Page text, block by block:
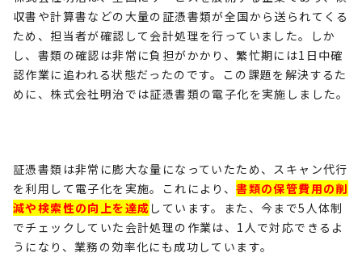
収書や計算書などの大量の証憑書類が全国から送られてくる
ため、担当者が確認して会計処理を行っていました。しか
し、書類の確認は非常に負担がかかり、繁忙期には1 日中確
認作業に追われる状態だったのです。この課題を解決するた
めに、株式会社明治では証憑書類の電子化を実施しました。
証憑書類は非常に膨大な量になっていたため、スキャン代行
を利用して電子化を実施。これにより、書類の保管費用の削
減や検索性の向上を達成 しています。また、今まで5 人体制
でチェックしていた会計処理の作業は、 1 人で対応できるよ
うになり、業務の効率化にも成功しています。